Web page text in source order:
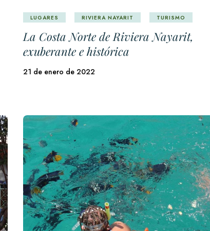
LUGARES RIVIERA NAYARIT TURISMO
La Costa Norte de Riviera Nayarit,
exuberante e histórica
21 de enero de 2022